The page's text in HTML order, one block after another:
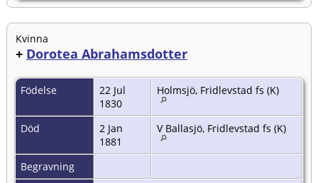
Kvinna
+ Dorotea Abrahamsdotter
Födelse
22 Jul
1830
Holmsjö, Fridlevstad fs (K)
Död
2 Jan
1881
V Ballasjö, Fridlevstad fs (K)
Begravning